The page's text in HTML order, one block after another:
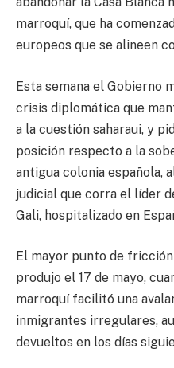
marroquí, que ha
europeos que se alineen
Esta semana el Gobierno
crisis diplomática que
a la cuestión saharaui, y
posición respecto a la
antigua colonia española,
judicial que corra el líder
Gali, hospitalizado en
El mayor punto de
produjo el 17 de mayo,
marroquí facilitó una
inmigrantes irregulares,
devueltos en los días